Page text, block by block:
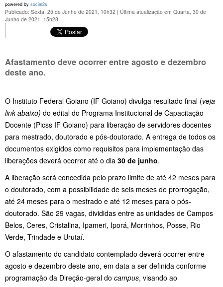
powered by social2s
Publicado: Sexta, 25 de Junho de 2021, 10h32 | Última atualização em Quarta, 30 de
Junho de 2021, 15h28
Afastamento deve ocorrer entre agosto e dezembro
deste ano.
O Instituto Federal Goiano (IF Goiano) divulga resultado final (veja
link abaixo) do edital do Programa Institucional de Capacitação
Docente (Picss IF Goiano) para liberação de servidores docentes
para mestrado, doutorado e pós-doutorado. A entrega de todos os
documentos exigidos como requisitos para implementação das
liberações deverá ocorrer até o dia 30 de junho.
A liberação será concedida pelo prazo limite de até 42 meses para
o doutorado, com a possibilidade de seis meses de prorrogação,
até 24 meses para o mestrado e até 12 meses para o pós-
doutorado. São 29 vagas, divididas entre as unidades de Campos
Belos, Ceres, Cristalina, Ipameri, Iporá, Morrinhos, Posse, Rio
Verde, Trindade e Urutaí.
O afastamento do candidato contemplado deverá ocorrer entre
agosto e dezembro deste ano, em data a ser definida conforme
programação da Direção-geral do campus, visando ao